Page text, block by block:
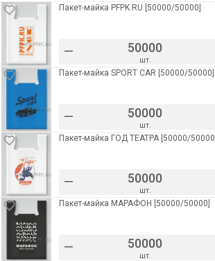
Пакет-майка PFPK.RU [50000/50000]
– шт.
Пакет-майка SPORT CAR [50000/50000]
– шт.
Пакет-майка ГОД ТЕАТРА [50000/50000]
– шт.
Пакет-майка МАРАФОН [50000/50000]
– шт.